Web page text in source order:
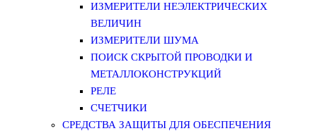
ИЗМЕРИТЕЛИ НЕЭЛЕКТРИЧЕСКИХ
ВЕЛИЧИН
ИЗМЕРИТЕЛИ ШУМА
ПОИСК СКРЫТОЙ ПРОВОДКИ И
МЕТАЛЛОКОНСТРУКЦИЙ
РЕЛЕ
СЧЕТЧИКИ
СРЕДСТВА ЗАЩИТЫ ДЛЯ ОБЕСПЕЧЕНИЯ